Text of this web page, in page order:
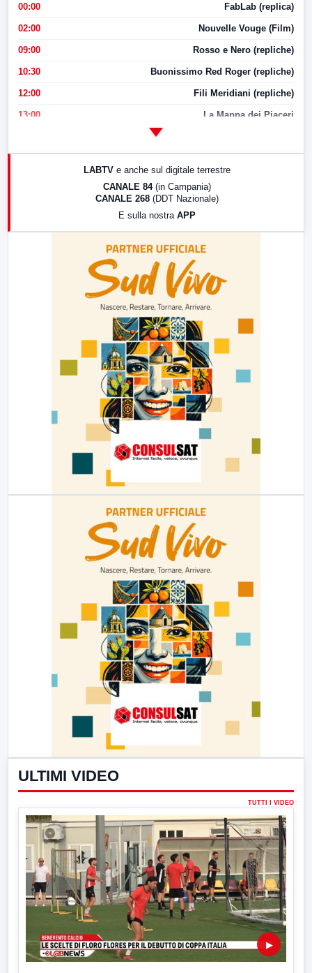
00:00 FabLab (replica)
02:00 Nouvelle Vouge (Film)
09:00 Rosso e Nero (repliche)
10:30 Buonissimo Red Roger (repliche)
12:00 Fili Meridiani (repliche)
13:00 La Mappa dei Piaceri
17:00 LabNews (replica)
LABTV e anche sul digitale terrestre
CANALE 84 (in Campania)
CANALE 268 (DDT Nazionale)
E sulla nostra APP
ULTIMI VIDEO
TUTTI I VIDEO
▶